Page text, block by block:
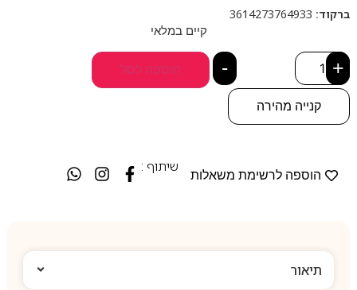
ברקוד: 3614273764933
קיים במלאי
- + הוספה לסל
קנייה מהירה
הוספה לרשימת משאלות
שיתוף :
תיאור